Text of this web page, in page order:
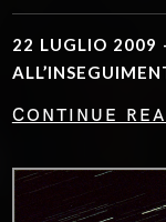
22 LUGLIO 2009
CONTINUE